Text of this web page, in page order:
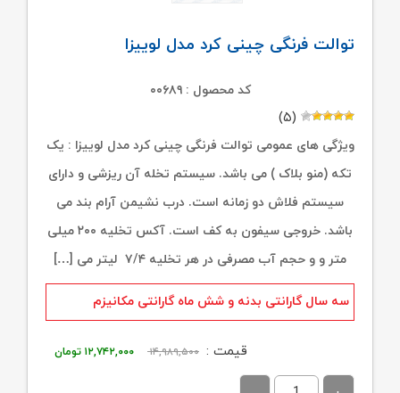
توالت فرنگی چینی کرد مدل لوییزا
کد محصول : ۰۰۶۸۹
(۵)
ویژگی های عمومی توالت فرنگی چینی کرد مدل لوییزا : یک
تکه (منو بلاک ) می باشد. سیستم تخله آن ریزشی و دارای
سیستم فلاش دو زمانه است. درب نشیمن آرام بند می
باشد. خروجی سیفون به کف است. آکس تخلیه ۲۰۰ میلی
متر و و حجم آب مصرفی در هر تخلیه ۷/۴ لیتر می […]
سه سال گارانتی بدنه و شش ماه گارانتی مکانیزم
قیمت : ۱۴,۹۸۹,۵۰۰
قیمت
۱۲,۷۴۲,۰۰۰ تومان